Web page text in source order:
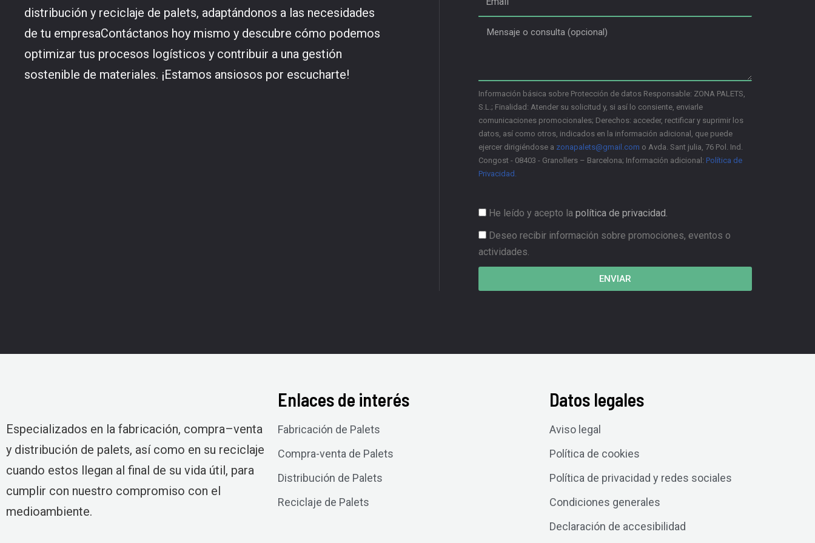
distribución y reciclaje de palets, adaptándonos a las necesidades
de tu empresaContáctanos hoy mismo y descubre cómo podemos
optimizar tus procesos logísticos y contribuir a una gestión
sostenible de materiales. ¡Estamos ansiosos por escucharte!
Información básica sobre Protección de datos Responsable: ZONA PALETS,
S.L.; Finalidad: Atender su solicitud y, si así lo consiente, enviarle
comunicaciones promocionales; Derechos: acceder, rectificar y suprimir los
datos, así como otros, indicados en la información adicional, que puede
ejercer dirigiéndose a zonapalets@gmail.com o Avda. Sant julia, 76 Pol. Ind.
Congost - 08403 - Granollers – Barcelona; Información adicional: Política de
Privacidad.
He leído y acepto la política de privacidad.
Deseo recibir información sobre promociones, eventos o
actividades.
ENVIAR
Especializados en la fabricación, compra–venta
y distribución de palets, así como en su reciclaje
cuando estos llegan al final de su vida útil, para
cumplir con nuestro compromiso con el
medioambiente.
Enlaces de interés
Fabricación de Palets
Compra-venta de Palets
Distribución de Palets
Reciclaje de Palets
Datos legales
Aviso legal
Política de cookies
Política de privacidad y redes sociales
Condiciones generales
Declaración de accesibilidad